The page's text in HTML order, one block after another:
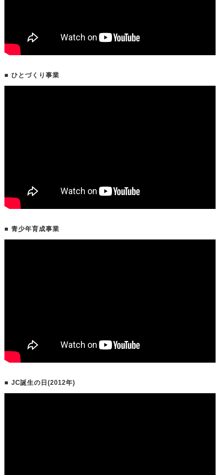
■ ひとづくり事業
■ 青少年育成事業
■ JC誕生の日(2012年)